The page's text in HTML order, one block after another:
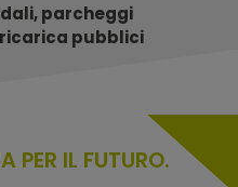
parcheggi
pubblici
PER IL FUTURO.